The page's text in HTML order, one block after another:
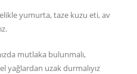
yumurta, taze kuzu eti, av
mutlaka bulunmalı,
yağlardan uzak durmalıyız